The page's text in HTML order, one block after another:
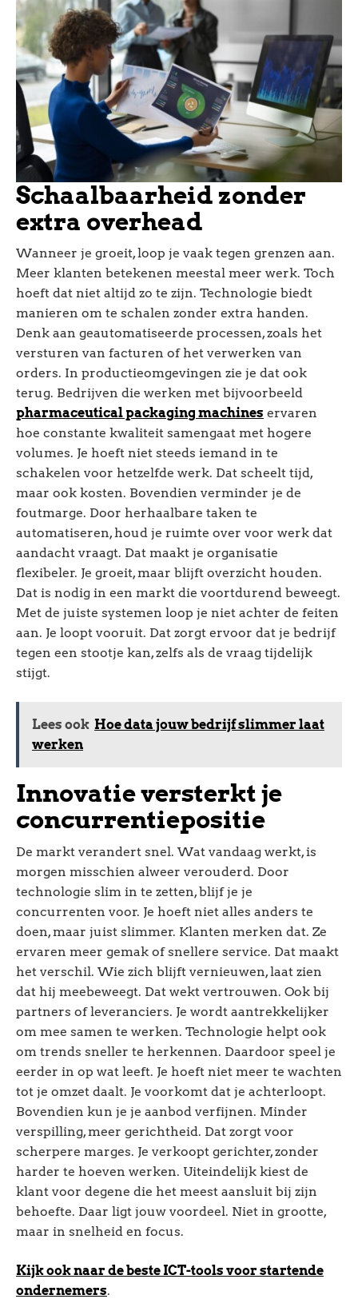
Schaalbaarheid zonder
extra overhead
Wanneer je groeit, loop je vaak tegen grenzen aan.
Meer klanten betekenen meestal meer werk. Toch
hoeft dat niet altijd zo te zijn. Technologie biedt
manieren om te schalen zonder extra handen.
Denk aan geautomatiseerde processen, zoals het
versturen van facturen of het verwerken van
orders. In productieomgevingen zie je dat ook
terug. Bedrijven die werken met bijvoorbeeld
pharmaceutical packaging machines ervaren
hoe constante kwaliteit samengaat met hogere
volumes. Je hoeft niet steeds iemand in te
schakelen voor hetzelfde werk. Dat scheelt tijd,
maar ook kosten. Bovendien verminder je de
foutmarge. Door herhaalbare taken te
automatiseren, houd je ruimte over voor werk dat
aandacht vraagt. Dat maakt je organisatie
flexibeler. Je groeit, maar blijft overzicht houden.
Dat is nodig in een markt die voortdurend beweegt.
Met de juiste systemen loop je niet achter de feiten
aan. Je loopt vooruit. Dat zorgt ervoor dat je bedrijf
tegen een stootje kan, zelfs als de vraag tijdelijk
stijgt.
Lees ook Hoe data jouw bedrijf slimmer laat
werken
Innovatie versterkt je
concurrentiepositie
De markt verandert snel. Wat vandaag werkt, is
morgen misschien alweer verouderd. Door
technologie slim in te zetten, blijf je je
concurrenten voor. Je hoeft niet alles anders te
doen, maar juist slimmer. Klanten merken dat. Ze
ervaren meer gemak of snellere service. Dat maakt
het verschil. Wie zich blijft vernieuwen, laat zien
dat hij meebeweegt. Dat wekt vertrouwen. Ook bij
partners of leveranciers. Je wordt aantrekkelijker
om mee samen te werken. Technologie helpt ook
om trends sneller te herkennen. Daardoor speel je
eerder in op wat leeft. Je hoeft niet meer te wachten
tot je omzet daalt. Je voorkomt dat je achterloopt.
Bovendien kun je je aanbod verfijnen. Minder
verspilling, meer gerichtheid. Dat zorgt voor
scherpere marges. Je verkoopt gerichter, zonder
harder te hoeven werken. Uiteindelijk kiest de
klant voor degene die het meest aansluit bij zijn
behoefte. Daar ligt jouw voordeel. Niet in grootte,
maar in snelheid en focus.
Kijk ook naar de beste ICT-tools voor startende
ondernemers.